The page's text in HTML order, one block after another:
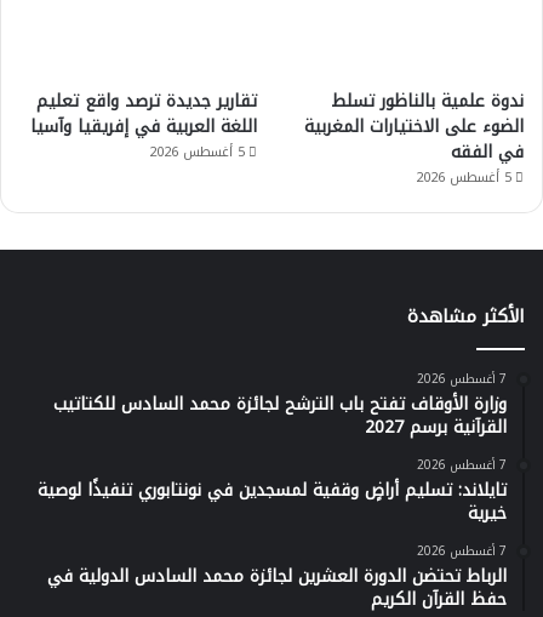
ندوة علمية بالناظور تسلط
الضوء على الاختيارات المغربية
في الفقه
5 أغسطس 2026
تقارير جديدة ترصد واقع تعليم
اللغة العربية في إفريقيا وآسيا
5 أغسطس 2026
الأكثر مشاهدة
7 أغسطس 2026
وزارة الأوقاف تفتح باب الترشح لجائزة محمد السادس للكتاتيب
القرآنية برسم 2027
7 أغسطس 2026
تايلاند: تسليم أراضٍ وقفية لمسجدين في نونتابوري تنفيذًا لوصية
خيرية
7 أغسطس 2026
الرباط تحتضن الدورة العشرين لجائزة محمد السادس الدولية في
حفظ القرآن الكريم